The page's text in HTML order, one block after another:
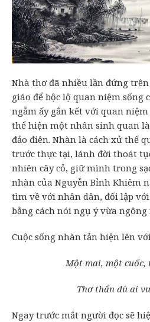
Nhà thơ đã nhiều lần đứng
giáo để bộc lộ quan niệm sống
ngẫm ấy gắn kết với quan
thể hiện một nhân sinh quan
đảo điên. Nhàn là cách xử thế
trước thực tại, lánh đời thoát
nhiên cây cỏ, giữ mình trong
nhàn của Nguyễn Bỉnh Khiêm
tìm về với nhân dân, đối lập
bằng cách nói ngụ ý vừa
Cuộc sống nhàn tản hiện lên
Một mai, một cuốc,
Thơ thẩn dù ai
Ngay trước mắt người đọc sẽ